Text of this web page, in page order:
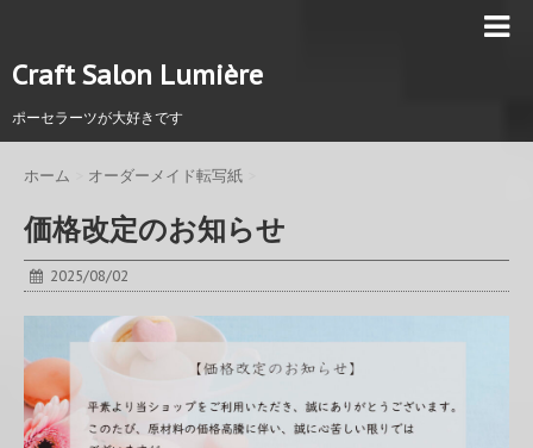
Craft Salon Lumière
ポーセラーツが大好きです
ホーム オーダーメイド転写紙
価格改定のお知らせ
2025/08/02